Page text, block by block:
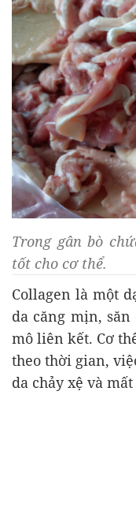
Trong gân bò
tốt cho cơ thể.
Collagen là một
da căng mịn,
mô liên kết. Cơ
theo thời gian,
da chảy xệ và